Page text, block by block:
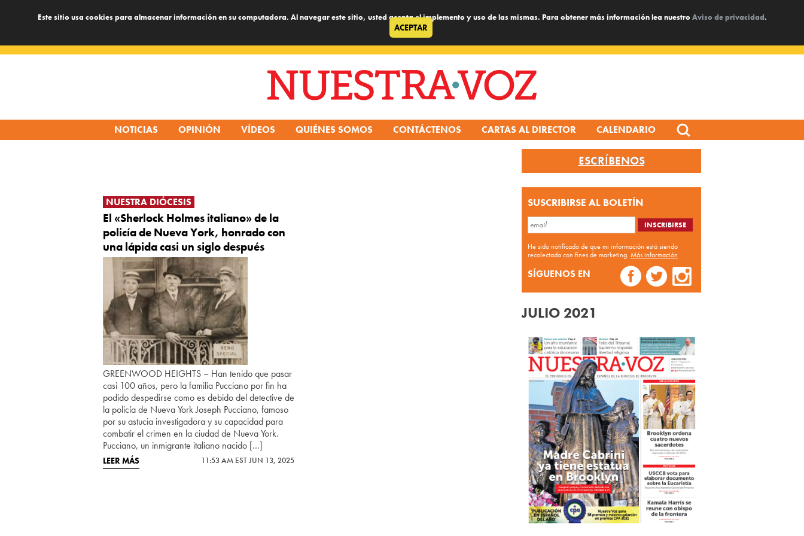
Este sitio usa cookies para almacenar información en su computadora. Al navegar este sitio, usted acepta el implemento y uso de las mismas. Para obtener más información lea nuestroAviso de privacidad.
ACEPTAR
NOTICIAS OPINIÓN VÍDEOS QUIÉNES SOMOS CONTÁCTENOS CARTAS AL DIRECTOR CALENDARIO
Search
for:
NUESTRA DIÓCESIS
El «Sherlock Holmes italiano» de la
policía de Nueva York, honrado con
una lápida casi un siglo después
GREENWOOD HEIGHTS – Han tenido que pasar
casi 100 años, pero la familia Pucciano por fin ha
podido despedirse como es debido del detective de
la policía de Nueva York Joseph Pucciano, famoso
por su astucia investigadora y su capacidad para
combatir el crimen en la ciudad de Nueva York.
Pucciano, un inmigrante italiano nacido […]
LEER MÁS 11:53 AM EST JUN 13, 2025
ESCRÍBENOS
SUSCRIBIRSE AL BOLETÍN
He sido notificado de que mi información está siendo
recolectada con fines de marketing. Más información
SÍGUENOS EN
JULIO 2021